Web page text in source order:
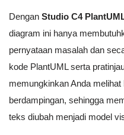
Dengan Studio C4
diagram ini hanya
pernyataan masalah dan
kode PlantUML serta
memungkinkan Anda
berdampingan, sehingga
teks diubah menjadi model